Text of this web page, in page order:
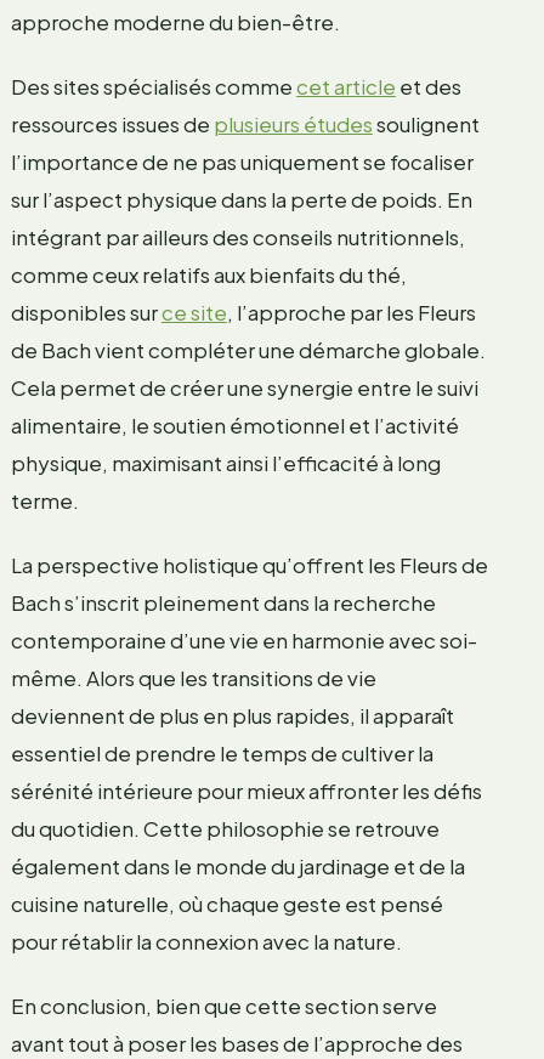
approche moderne du bien-être.
Des sites spécialisés commecet article et des
ressources issues de plusieurs étudessoulignent
l’importance de ne pas uniquement se focaliser
sur l’aspect physique dans la perte de poids. En
intégrant par ailleurs des conseils nutritionnels,
comme ceux relatifs aux bienfaits du thé,
disponibles surce site, l’approche par les Fleurs
de Bach vient compléter une démarche globale.
Cela permet de créer une synergie entre le suivi
alimentaire, le soutien émotionnel et l’activité
physique, maximisant ainsi l’efficacité à long
terme.
La perspective holistique qu’offrent les Fleurs de
Bach s’inscrit pleinement dans la recherche
contemporaine d’une vie en harmonie avec soi-
même. Alors que les transitions de vie
deviennent de plus en plus rapides, il apparaît
essentiel de prendre le temps de cultiver la
sérénité intérieure pour mieux affronter les défis
du quotidien. Cette philosophie se retrouve
également dans le monde du jardinage et de la
cuisine naturelle, où chaque geste est pensé
pour rétablir la connexion avec la nature.
En conclusion, bien que cette section serve
avant tout à poser les bases de l’approche des